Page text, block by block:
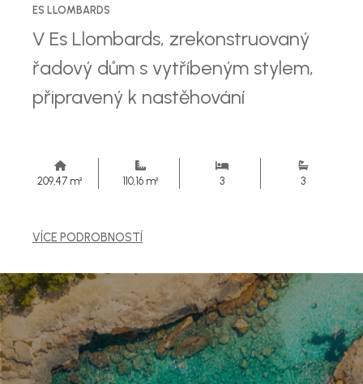
ES LLOMBARDS
V Es Llombards, zrekonstruovaný
řadový dům s vytříbeným stylem,
připravený k nastěhování
209,47 m² 110,16 m² 3 3
VÍCE PODROBNOSTÍ